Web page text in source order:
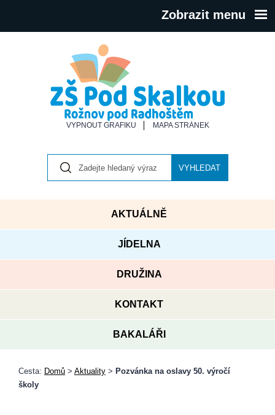
Zobrazit menu
VYPNOUT GRAFIKU MAPA STRÁNEK
VYHLEDAT
AKTUÁLNĚ
JÍDELNA
DRUŽINA
KONTAKT
BAKALÁŘI
Cesta: Domů > Aktuality > Pozvánka na oslavy 50. výročí
školy